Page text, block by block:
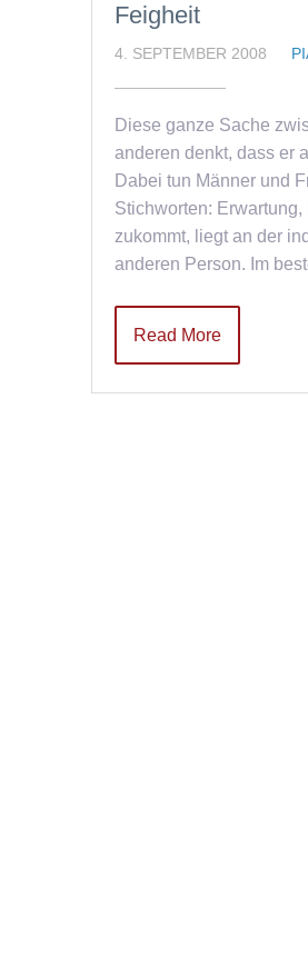
Feigheit
4. SEPTEMBER 2008
Diese ganze Sache
anderen denkt, dass er
Dabei tun Männer und
Stichworten:
zukommt, liegt an der
anderen Person. Im
Read More